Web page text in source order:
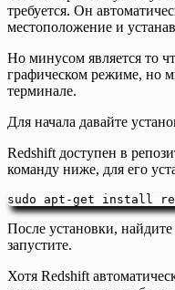
требуется. Он
местоположение и
Но минусом является то
графическом режиме, но
терминале.
Для начала давайте
Redshift доступен в
команду ниже, для его
sudo apt-get install
После установки,
запустите.
Хотя Redshift